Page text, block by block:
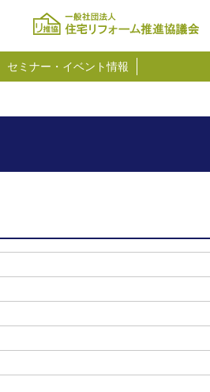
セミナー・イベント情報